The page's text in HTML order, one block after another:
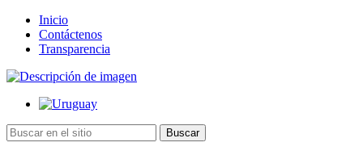
Inicio
Contáctenos
Transparencia